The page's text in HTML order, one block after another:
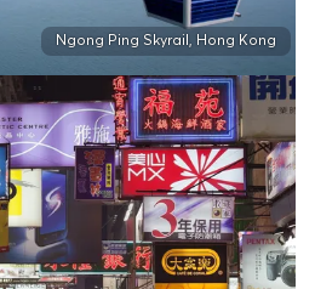
Ngong Ping Skyrail, Hong Kong